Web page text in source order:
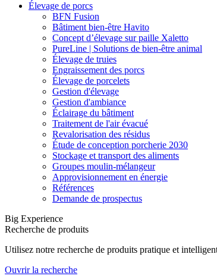
Élevage de porcs
BFN Fusion
Bâtiment bien-être Havito
Concept d’élevage sur paille Xaletto
PureLine | Solutions de bien-être animal
Élevage de truies
Engraissement des porcs
Élevage de porcelets
Gestion d'élevage
Gestion d'ambiance
Éclairage du bâtiment
Traitement de l'air évacué
Revalorisation des résidus
Étude de conception porcherie 2030
Stockage et transport des aliments
Groupes moulin-mélangeur
Approvisionnement en énergie
Références
Demande de prospectus
Big Experience
Recherche de produits
Utilisez notre recherche de produits pratique et
Ouvrir la recherche